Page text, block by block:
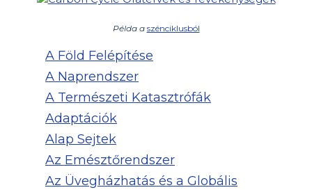
Példa a szénciklusból
A Föld Felépítése
A Naprendszer
A Természeti Katasztrófák
Adaptációk
Alap Sejtek
Az Emésztőrendszer
Az Üvegházhatás és a Globális